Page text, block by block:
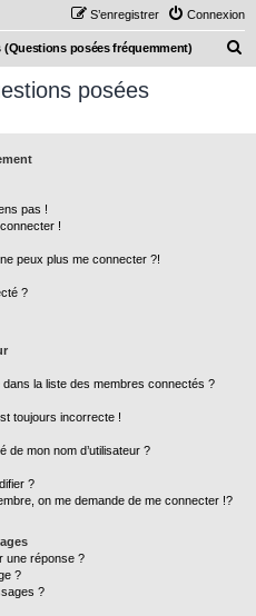
Connexion
S’enregistrer
(Questions posées fréquemment)
posées
pas !
!
peux plus me connecter ?!
?
la liste des membres connectés ?
toujours incorrecte !
de mon nom d’utilisateur ?
?
on me demande de me connecter !?
une réponse ?
?
?